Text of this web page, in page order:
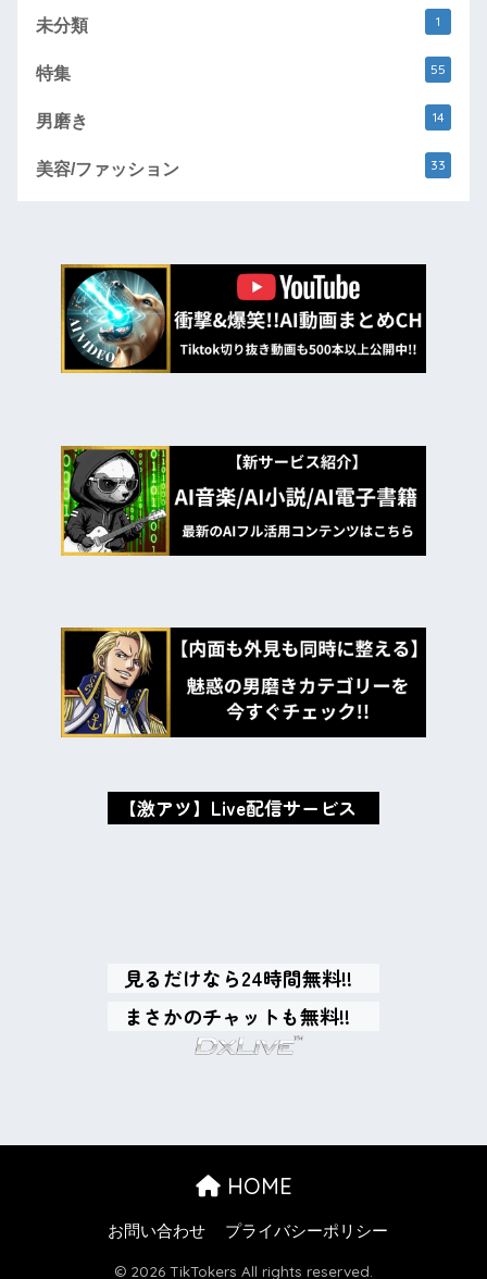
未分類 1
特集 55
男磨き 14
美容/ファッション 33
oxMISAox
【激アツ】Live配信サービス
見るだけなら24時間無料!!
まさかのチャットも無料!!
HOME
お問い合わせ プライバシーポリシー
© 2026 TikTokers All rights reserved.